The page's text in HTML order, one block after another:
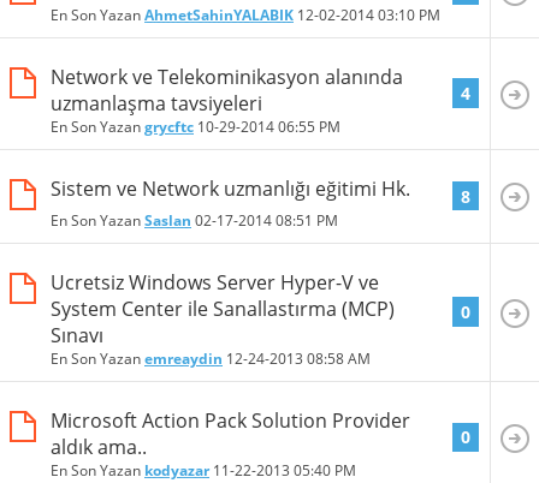
En Son YazanAhmetSahinYALABIK 12-02-201403:10 PM
Network ve Telekominikasyon alanında
uzmanlaşma tavsiyeleri
En Son Yazangrycftc 10-29-201406:55 PM
4
Sistem ve Network uzmanlığı eğitimi Hk.
En Son YazanSaslan 02-17-201408:51 PM
8
Ucretsiz Windows Server Hyper-V ve
System Center ile Sanallastırma (MCP)
Sınavı
En Son Yazanemreaydin 12-24-2013 08:58 AM
0
Microsoft Action Pack Solution Provider
aldık ama..
En Son Yazan kodyazar11-22-2013 05:40 PM
0